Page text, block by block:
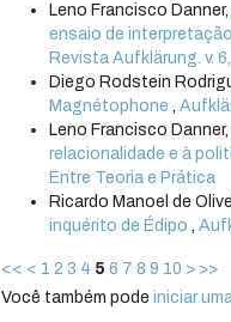
Leno Francisco
ensaio de
Revista Aufklärung. v.
Diego Rodstein
Magnétophone,
Leno Francisco
relacionalidade e à
Entre Teoria e Prática
Ricardo Manoel de
inquérito de Édipo,
<< < 1 2 3 4 5 6 7 8 9 10 > >>
Você também podeiniciar